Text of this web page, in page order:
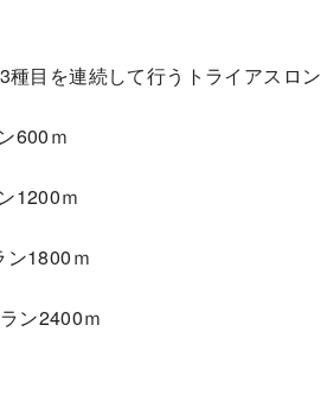
目を連続して行うトライアスロン
600ｍ
1200ｍ
1800ｍ
ン2400ｍ